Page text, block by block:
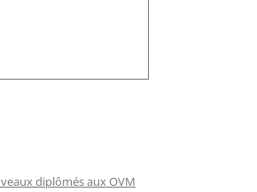
diplômés aux OVM